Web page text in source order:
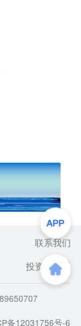
联系我们
投资者关系
备12031756号-6